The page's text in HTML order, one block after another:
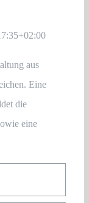
aus
Eine
die
eine